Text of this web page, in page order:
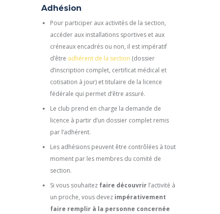
Adhésion
Pour participer aux activités de la section,
accéder aux installations sportives et aux
créneaux encadrés ou non, il est impératif
d’être adhérent de la section (dossier
d’inscription complet, certificat médical et
cotisation à jour) et titulaire de la licence
fédérale qui permet d’être assuré.
Le club prend en charge la demande de
licence à partir d’un dossier complet remis
par l’adhérent.
Les adhésions peuvent être contrôlées à tout
moment par les membres du comité de
section.
Si vous souhaitez faire découvrir l’activité à
un proche, vous devez impérativement
faire remplir à la personne concernée